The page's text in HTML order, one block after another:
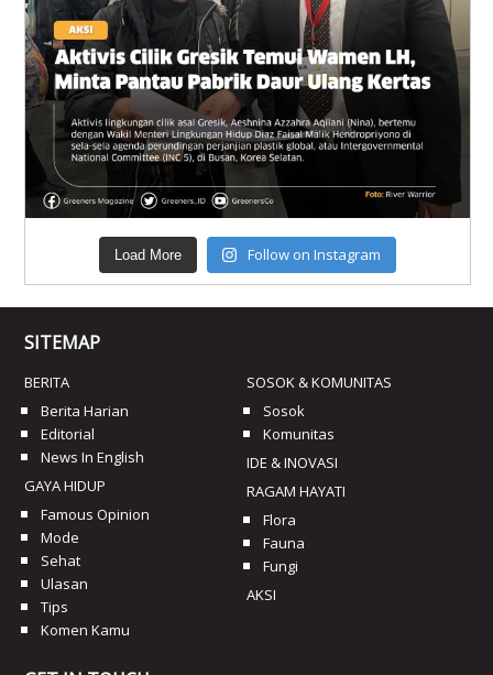
Load More Follow on Instagram
SITEMAP
BERITA
Berita Harian
Editorial
News In English
GAYA HIDUP
Famous Opinion
Mode
Sehat
Ulasan
Tips
Komen Kamu
SOSOK & KOMUNITAS
Sosok
Komunitas
IDE & INOVASI
RAGAM HAYATI
Flora
Fauna
Fungi
AKSI